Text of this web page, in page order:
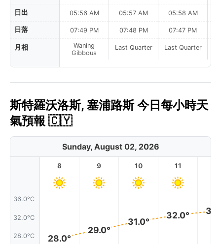
日出
日落
月相
05:56 AM
07:49 PM
Waning
Gibbous
05:57 AM
07:48 PM
Last Quarter
05:58 AM
07:47 PM
Last Quarter
斯特羅沃洛斯, 塞浦路斯 今日每小時天
氣預報 🇨🇾
Sunday, August 02, 2026
36.0°C
32.0°C
28.0°C
8
28.0°
9
29.0°
10
31.0°
11
32.0°